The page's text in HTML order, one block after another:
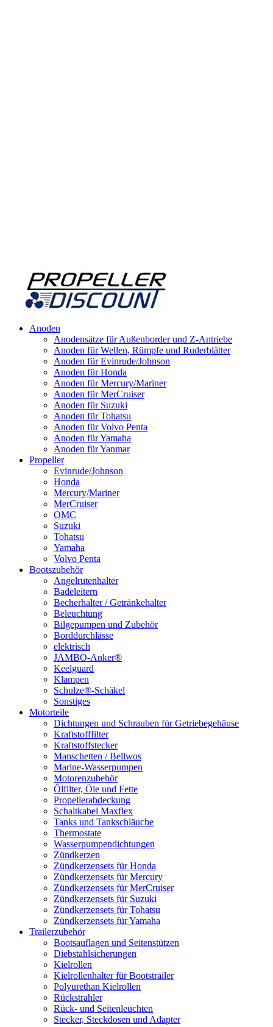
Anoden
Anodensätze für Außenborder und Z-Antriebe
Anoden für Wellen, Rümpfe und Ruderblätter
Anoden für Evinrude/Johnson
Anoden für Honda
Anoden für Mercury/Mariner
Anoden für MerCruiser
Anoden für Suzuki
Anoden für Tohatsu
Anoden für Volvo Penta
Anoden für Yamaha
Anoden für Yanmar
Propeller
Evinrude/Johnson
Honda
Mercury/Mariner
MerCruiser
OMC
Suzuki
Tohatsu
Yamaha
Volvo Penta
Bootszubehör
Angelrutenhalter
Badeleitern
Becherhalter / Getränkehalter
Beleuchtung
Bilgepumpen und Zubehör
Borddurchlässe
elektrisch
JAMBO-Anker®
Keelguard
Klampen
Schulze®-Schäkel
Sonstiges
Motorteile
Dichtungen und Schrauben für Getriebegehäuse
Kraftstofffilter
Kraftstoffstecker
Manschetten / Bellwos
Marine-Wasserpumpen
Motorenzubehör
Ölfilter, Öle und Fette
Propellerabdeckung
Schaltkabel Maxflex
Tanks und Tankschläuche
Thermostate
Wasserpumpendichtungen
Zündkerzen
Zündkerzensets für Honda
Zündkerzensets für Mercury
Zündkerzensets für MerCruiser
Zündkerzensets für Suzuki
Zündkerzensets für Tohatsu
Zündkerzensets für Yamaha
Trailerzubehör
Bootsauflagen und Seitenstützen
Diebstahlsicherungen
Kielrollen
Kielrollenhalter für Bootstrailer
Polyurethan Kielrollen
Rückstrahler
Rück- und Seitenleuchten
Stecker, Steckdosen und Adapter